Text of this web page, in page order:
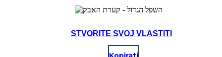
STVORITE SVOJ VLASTITI